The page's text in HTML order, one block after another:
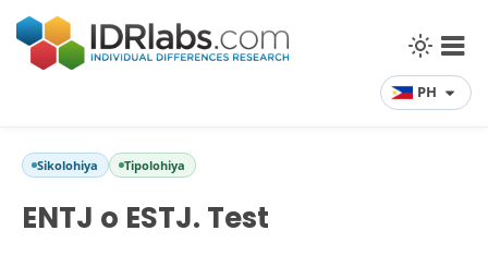
PH
Sikolohiya Tipolohiya
ENTJ o ESTJ. Test